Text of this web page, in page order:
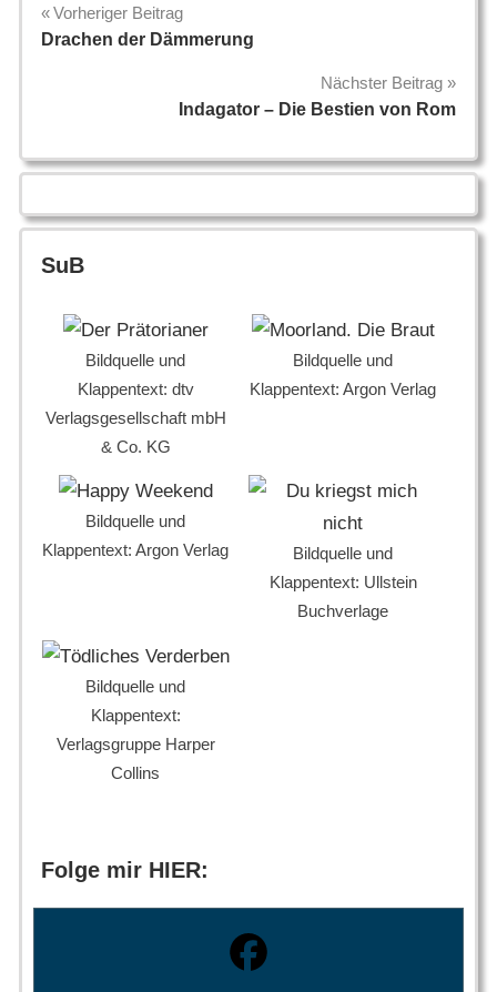
Beitragsnavigation
Vorheriger Beitrag
Drachen der Dämmerung
Nächster Beitrag
Indagator – Die Bestien von Rom
SuB
Bildquelle und
Klappentext: dtv
Verlagsgesellschaft mbH
& Co. KG
Bildquelle und
Klappentext: Argon Verlag
Bildquelle und
Klappentext: Argon Verlag
Bildquelle und
Klappentext: Ullstein
Buchverlage
Bildquelle und
Klappentext:
Verlagsgruppe Harper
Collins
Folge mir HIER: